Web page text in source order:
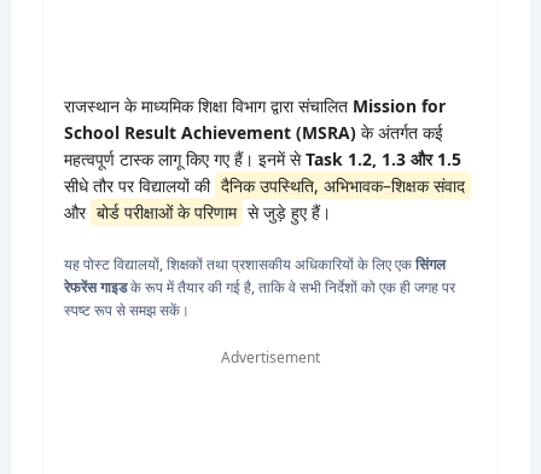
राजस्थान के माध्यमिक शिक्षा विभाग द्वारा संचालित Mission for
School Result Achievement (MSRA)के अंतर्गत कई
महत्वपूर्ण टास्क लागू किए गए हैं। इनमें सेTask 1.2, 1.3 और 1.5
सीधे तौर पर विद्यालयों की दैनिक उपस्थिति, अभिभावक–शिक्षक संवाद
और बोर्ड परीक्षाओं के परिणाम से जुड़े हुए हैं।
यह पोस्ट विद्यालयों, शिक्षकों तथा प्रशासकीय अधिकारियों के लिए एकसिंगल
रेफरेंस गाइडके रूप में तैयार की गई है, ताकि वे सभी निर्देशों को एक ही जगह पर
स्पष्ट रूप से समझ सकें।
Advertisement